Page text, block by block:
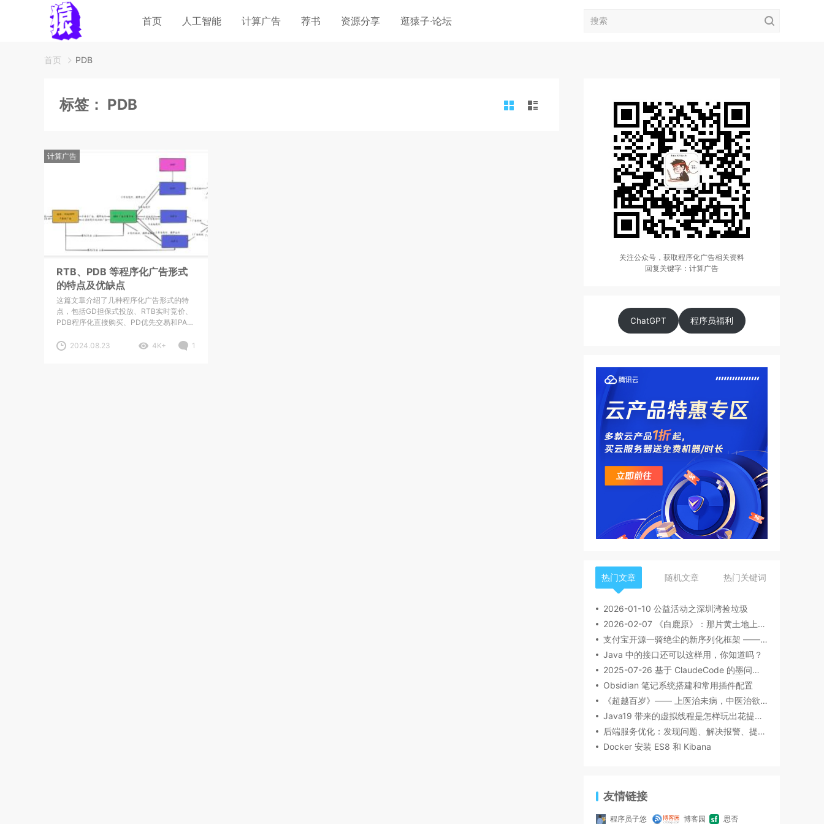
首页 人工智能 计算广告 荐书 资源分享 逛猿子·论坛
首页 PDB
标签： PDB
计算广告
RTB、PDB 等程序化广告形式
的特点及优缺点
这篇文章介绍了几种程序化广告形式的特
点，包括GD担保式投放、RTB实时竞价、
PDB程序化直接购买、PD优先交易和PA私
及到流量买卖、定价、退量比等方面。
2024.08.23 4K+ 1
关注公众号，获取程序化广告相关资料
回复关键字：计算广告
ChatGPT 程序员福利
热门文章 随机文章 热门关键词
2026-01-10 公益活动之深圳湾捡垃圾
2026-02-07 《白鹿原》：那片黄土地上的众生相
支付宝开源一骑绝尘的新序列化框架 —— Fury
Java 中的接口还可以这样用，你知道吗？
2025-07-26 基于 ClaudeCode 的墨问插件改造
Obsidian 笔记系统搭建和常用插件配置
《超越百岁》—— 上医治未病，中医治欲病，下医治已病
Java19 带来的虚拟线程是怎样玩出花提升十倍性能的
后端服务优化：发现问题、解决报警、提高稳定性
Docker 安装 ES8 和 Kibana
友情链接
程序员子悠 博客园 思否